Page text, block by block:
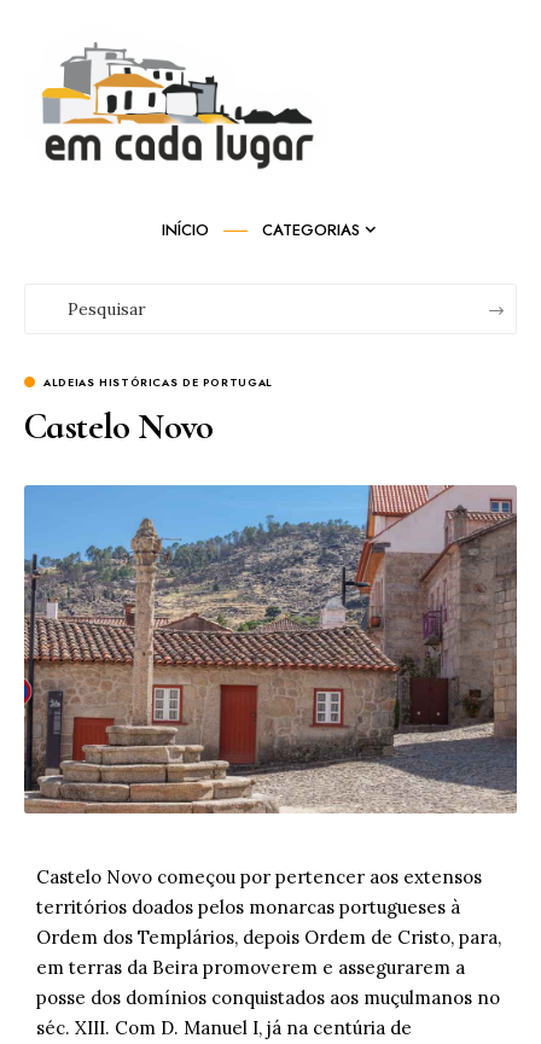
INÍCIO CATEGORIAS
ALDEIAS HISTÓRICAS DE PORTUGAL
Castelo Novo
Castelo Novo começou por pertencer aos extensos
territórios doados pelos monarcas portugueses à
Ordem dos Templários, depois Ordem de Cristo, para,
em terras da Beira promoverem e assegurarem a
posse dos domínios conquistados aos muçulmanos no
séc. XIII. Com D. Manuel I, já na centúria de